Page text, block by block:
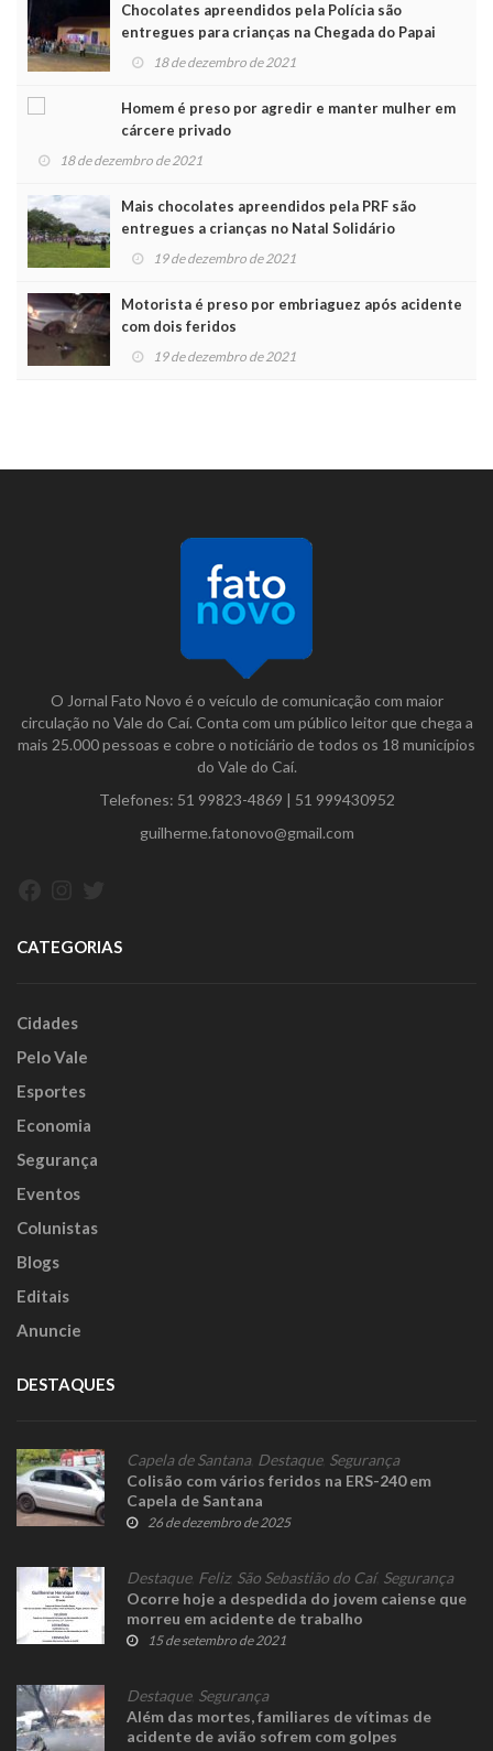
Chocolates apreendidos pela Polícia são
entregues para crianças na Chegada do Papai
Noel 18 de dezembro de 2021
Homem é preso por agredir e manter mulher em
cárcere privado
18 de dezembro de 2021
Mais chocolates apreendidos pela PRF são
entregues a crianças no Natal Solidário
19 de dezembro de 2021
Motorista é preso por embriaguez após acidente
com dois feridos
19 de dezembro de 2021
O Jornal Fato Novo é o veículo de comunicação com maior
circulação no Vale do Caí. Conta com um público leitor que chega a
mais 25.000 pessoas e cobre o noticiário de todos os 18 municípios
do Vale do Caí.
Telefones: 51 99823-4869 | 51 999430952
guilherme.fatonovo@gmail.com
CATEGORIAS
Cidades
Pelo Vale
Esportes
Economia
Segurança
Eventos
Colunistas
Blogs
Editais
Anuncie
DESTAQUES
Capela de Santana, Destaque, Segurança
Colisão com vários feridos na ERS-240 em
Capela de Santana
26 de dezembro de 2025
Destaque, Feliz, São Sebastião do Caí, Segurança
Ocorre hoje a despedida do jovem caiense que
morreu em acidente de trabalho
15 de setembro de 2021
Destaque, Segurança
Além das mortes, familiares de vítimas de
acidente de avião sofrem com golpes